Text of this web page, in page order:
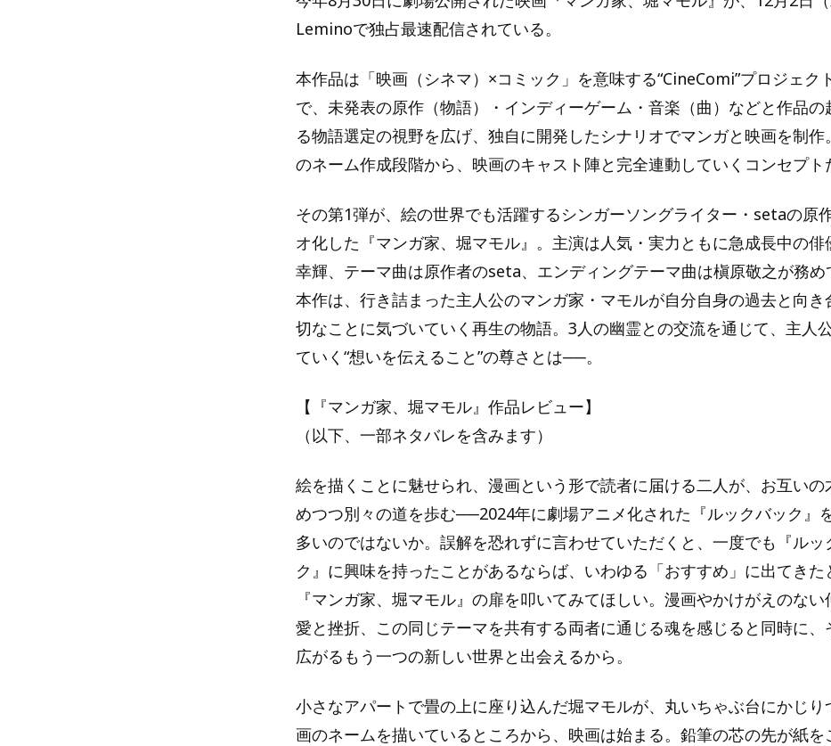
Leminoで独占最速配信されている。
本作品は「映画（シネマ）×コミック」を意味する“CineComi”プロジェク
で、未発表の原作（物語）・インディーゲーム・音楽（曲）などと作品の
る物語選定の視野を広げ、独自に開発したシナリオでマンガと映画を制作
のネーム作成段階から、映画のキャスト陣と完全連動していくコンセプト
その第1弾が、絵の世界でも活躍するシンガーソングライター・setaの原
オ化した『マンガ家、堀マモル』。主演は人気・実力ともに急成長中の俳
幸輝、テーマ曲は原作者のseta、エンディングテーマ曲は槇原敬之が務め
本作は、行き詰まった主人公のマンガ家・マモルが自分自身の過去と向き
切なことに気づいていく再生の物語。3人の幽霊との交流を通じて、主人
ていく“想いを伝えること”の尊さとは──。
【『マンガ家、堀マモル』作品レビュー】
（以下、一部ネタバレを含みます）
絵を描くことに魅せられ、漫画という形で読者に届ける二人が、お互いの
めつつ別々の道を歩む──2024年に劇場アニメ化された『ルックバック』
多いのではないか。誤解を恐れずに言わせていただくと、一度でも『ルッ
ク』に興味を持ったことがあるならば、いわゆる「おすすめ」に出てきた
『マンガ家、堀マモル』の扉を叩いてみてほしい。漫画やかけがえのない
愛と挫折、この同じテーマを共有する両者に通じる魂を感じると同時に、
広がるもう一つの新しい世界と出会えるから。
小さなアパートで畳の上に座り込んだ堀マモルが、丸いちゃぶ台にかじり
画のネームを描いているところから、映画は始まる。鉛筆の芯の先が紙を